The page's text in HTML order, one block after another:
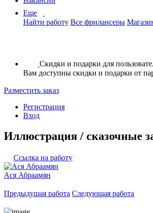
Еще
Найти работу Все фрилансеры
Скидки и подарки для
Вам доступны скидки и подарки от
Разместить заказ
Регистрация
Вход
Иллюстрация / сказочные
Ссылка на работу
Ася Абраамян
Предыдущая работа Следующая работа